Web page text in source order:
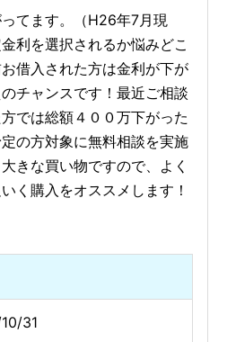
てます。（H26年7月現
利を選択されるか悩みどこ
借入された方は金利が下が
チャンスです！最近ご相談
では総額４００万下がった
の方対象に無料相談を実施
きな買い物ですので、よく
く購入をオススメします！
31